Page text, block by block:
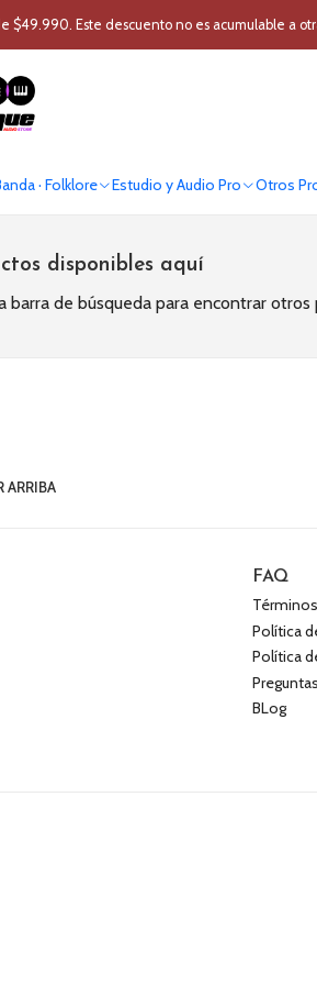
· Folklore Estudio y Audio Pro Otros
$49.990. Este descuento no es acumulable a
Efectos Humo
Humo
disponibles aquí
barra de búsqueda para encontrar otros
ARRIBA
FAQ
Política
Política
BLog